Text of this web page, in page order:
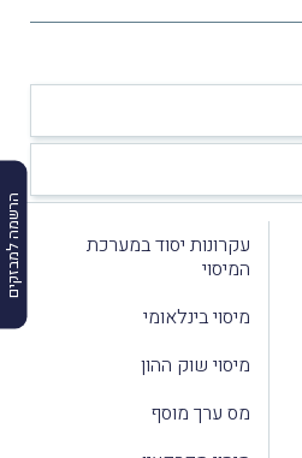
הרשמה למבזקים
עקרונות יסוד במערכת
המיסוי
מיסוי בינלאומי
מיסוי שוק ההון
מס ערך מוסף